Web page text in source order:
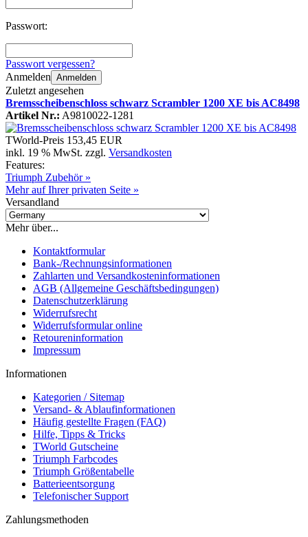
Passwort:
Passwort vergessen?
Anmelden Anmelden
Zuletzt angesehen
Bremsscheibenschloss schwarz Scrambler 1200 XE bis AC8498
Artikel Nr.: A9810022-1281
TWorld-Preis 153,45 EUR
inkl. 19 % MwSt. zzgl. Versandkosten
Features:
Triumph Zubehör »
Mehr auf Ihrer privaten Seite »
Versandland
Mehr über...
Kontaktformular
Bank-/Rechnungsinformationen
Zahlarten und Versandkosteninformationen
AGB (Allgemeine Geschäftsbedingungen)
Datenschutzerklärung
Widerrufsrecht
Widerrufsformular online
Retoureninformation
Impressum
Informationen
Kategorien / Sitemap
Versand- & Ablaufinformationen
Häufig gestellte Fragen (FAQ)
Hilfe, Tipps & Tricks
TWorld Gutscheine
Triumph Farbcodes
Triumph Größentabelle
Batterieentsorgung
Telefonischer Support
Zahlungsmethoden